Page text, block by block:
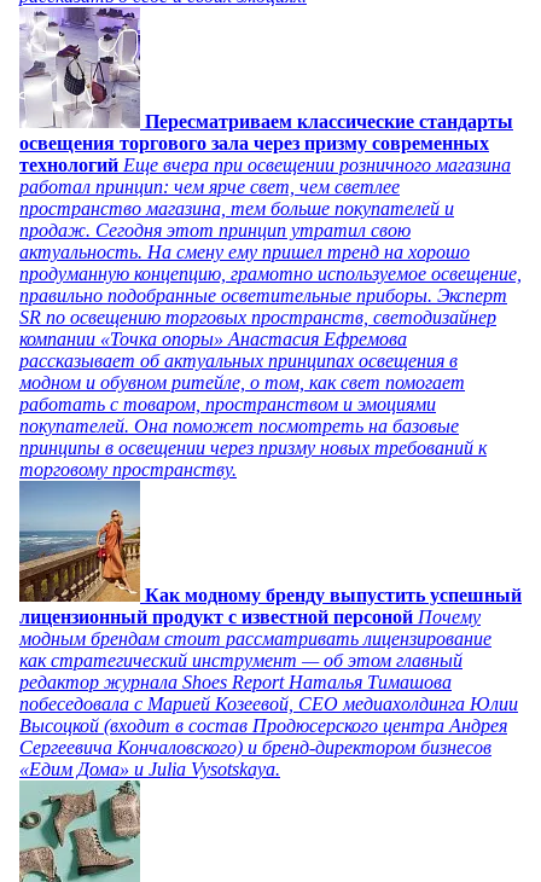
Пересматриваем классические стандарты
освещения торгового зала через призму современных
технологий Еще вчера при освещении розничного магазина
работал принцип: чем ярче свет, чем светлее
пространство магазина, тем больше покупателей и
продаж. Сегодня этот принцип утратил свою
актуальность. На смену ему пришел тренд на хорошо
продуманную концепцию, грамотно используемое освещение,
правильно подобранные осветительные приборы. Эксперт
SR по освещению торговых пространств, светодизайнер
компании «Точка опоры» Анастасия Ефремова
рассказывает об актуальных принципах освещения в
модном и обувном ритейле, о том, как свет помогает
работать с товаром, пространством и эмоциями
покупателей. Она поможет посмотреть на базовые
принципы в освещении через призму новых требований к
торговому пространству.
Как модному бренду выпустить успешный
лицензионный продукт с известной персоной Почему
модным брендам стоит рассматривать лицензирование
как стратегический инструмент — об этом главный
редактор журнала Shoes Report Наталья Тимашова
побеседовала с Марией Козеевой, СЕО медиахолдинга Юлии
Высоцкой (входит в состав Продюсерского центра Андрея
Сергеевича Кончаловского) и бренд-директором бизнесов
«Едим Дома» и Julia Vysotskaya.